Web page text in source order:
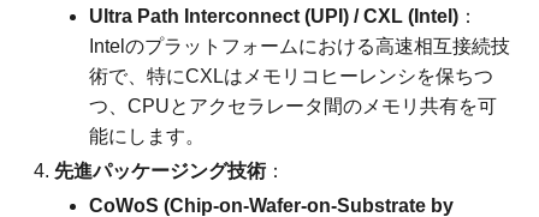
Ultra Path Interconnect (UPI) / CXL (Intel) ：
Intelのプラットフォームにおける高速相互接続技
術で、特にCXLはメモリコヒーレンシを保ちつ
つ、CPUとアクセラレータ間のメモリ共有を可
能にします。
先進パッケージング技術 ：
CoWoS (Chip-on-Wafer-on-Substrate by